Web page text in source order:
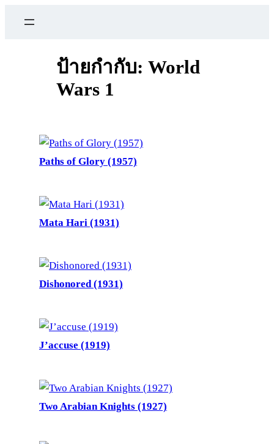
ป้ายกำกับ: World
Wars 1
Paths of Glory (1957)
Mata Hari (1931)
Dishonored (1931)
J’accuse (1919)
Two Arabian Knights (1927)